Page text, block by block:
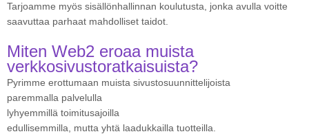
Tarjoamme myös sisällönhallinnan koulutusta, jonka avulla voitte
saavuttaa parhaat mahdolliset taidot.
Miten Web2 eroaa muista
verkkosivustoratkaisuista?
Pyrimme erottumaan muista sivustosuunnittelijoista
paremmalla palvelulla
lyhyemmillä toimitusajoilla
edullisemmilla, mutta yhtä laadukkailla tuotteilla.